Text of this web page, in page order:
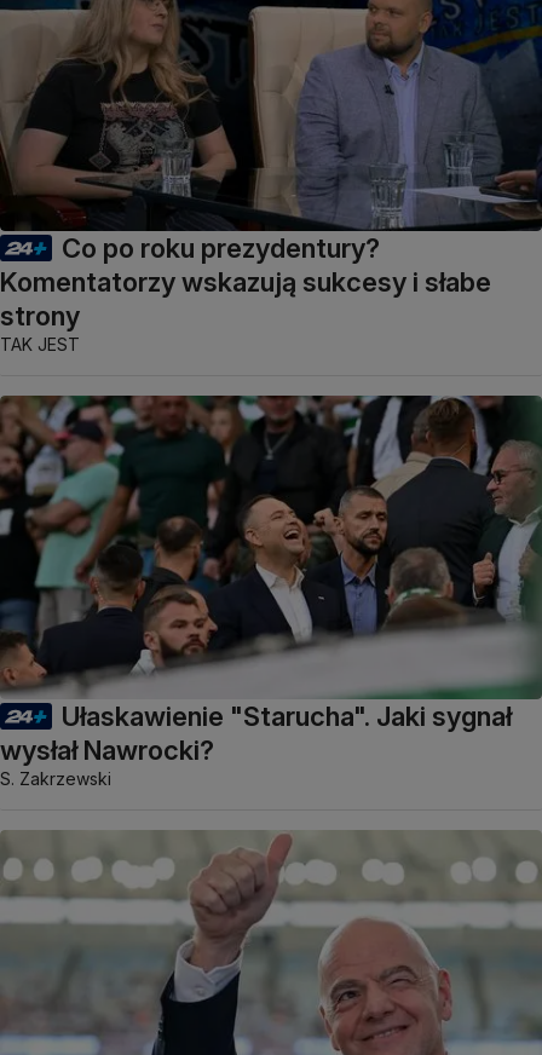
Co po roku prezydentury?
Komentatorzy wskazują sukcesy i słabe
strony
TAK JEST
Ułaskawienie "Starucha". Jaki sygnał
wysłał Nawrocki?
S. Zakrzewski